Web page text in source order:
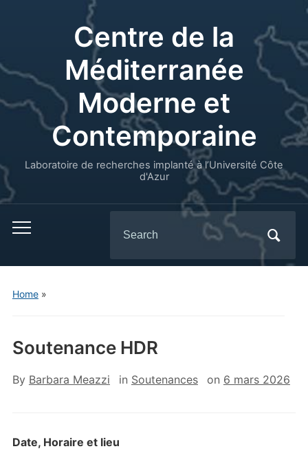
Centre de la
Méditerranée
Moderne et
Contemporaine
Laboratoire de recherches implanté à l’Université Côte
d'Azur
for:
Home»
Soutenance HDR
By Barbara Meazzi in Soutenances on 6 mars 2026
Date, Horaire et lieu